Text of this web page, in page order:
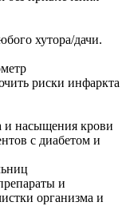
хутора/дачи.
риски инфаркта
и насыщения крови
с диабетом и
и
организма и